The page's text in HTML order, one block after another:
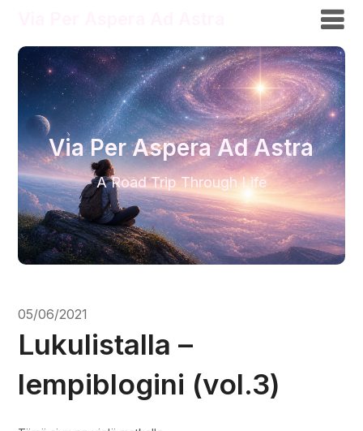
Via Per Aspera Ad Astra
A Road Trip Through Life
05/06/2021
Lukulistalla –
lempiblogini (vol.3)